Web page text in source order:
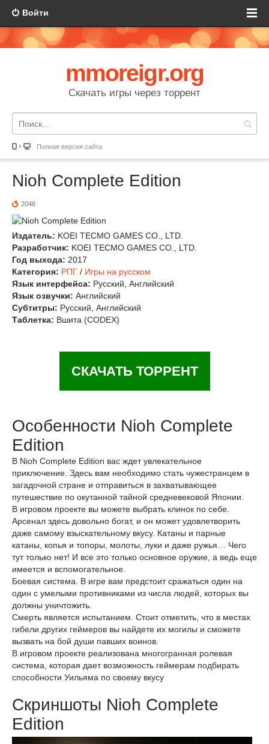
Войти
mmoreigr.org
Скачать игры через торрент
Полная версия сайта
Nioh Complete Edition
2048
Издатель: KOEI TECMO GAMES CO., LTD.
Разработчик: KOEI TECMO GAMES CO., LTD.
Год выхода: 2017
Категория: РПГ / Игры на русском
Язык интерфейса: Русский, Английский
Язык озвучки: Английский
Субтитры: Русский, Английский
Таблетка: Вшита (CODEX)
СКАЧАТЬ ТОРРЕНТ
Особенности Nioh Complete
Edition
В Nioh Complete Edition вас ждет увлекательное
приключение. Здесь вам необходимо стать чужестранцем в
загадочной стране и отправиться в захватывающее
путешествие по окутанной тайной средневековой Японии.
В игровом проекте вы можете выбрать клинок по себе.
Арсенал здесь довольно богат, и он может удовлетворить
даже самому взыскательному вкусу. Катаны и парные
катаны, копья и топоры, молоты, луки и даже ружья… Чего
тут только нет! И все это только основное оружие, а ведь еще
имеется и вспомогательное.
Боевая система. В игре вам предстоит сражаться один на
один с умелыми противниками из числа людей, которых вы
должны уничтожить.
Смерть является испытанием. Стоит отметить, что в местах
гибели других геймеров вы найдете их могилы и сможете
вызвать на бой души павших воинов.
В игровом проекте реализована многогранная ролевая
система, которая дает возможность геймерам подбирать
способности Уильяма по своему вкусу
Скриншоты Nioh Complete
Edition